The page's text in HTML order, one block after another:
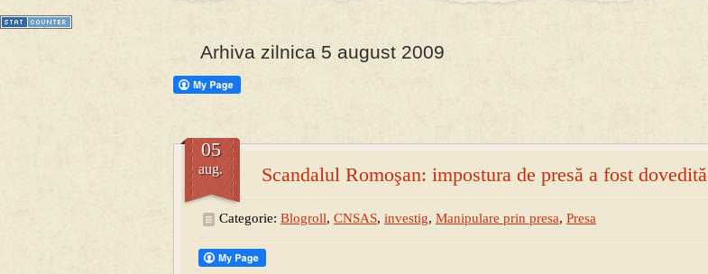
Arhiva zilnica 5 august 2009
Scandalul Romoşan: impostura de presă a fost dovedită
05
aug.
Categorie: Blogroll, CNSAS, investig, Manipulare prin presa, Presa